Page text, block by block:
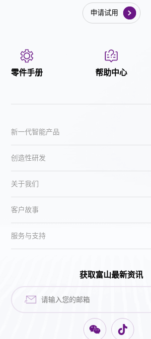
申请试用
零件手册 帮助中心
新一代智能产品
创造性研发
关于我们
客户故事
服务与支持
获取富山最新资讯